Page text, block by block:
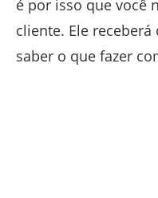
é por isso que você
cliente. Ele receberá
saber o que fazer